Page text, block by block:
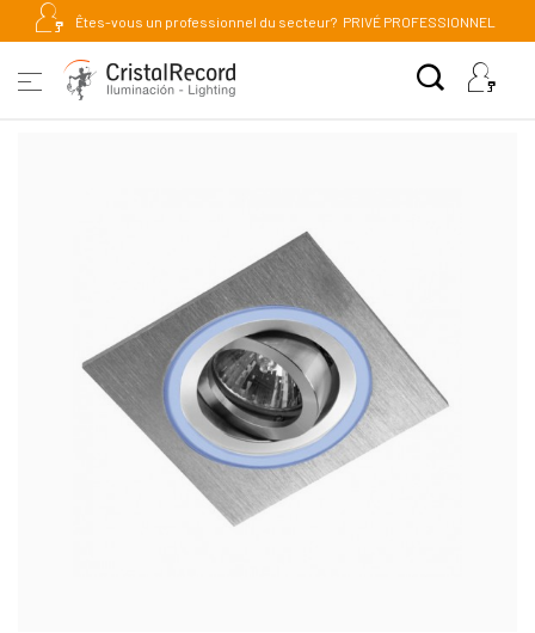
Êtes-vous un professionnel du secteur? PRIVÉ PROFESSIONNEL